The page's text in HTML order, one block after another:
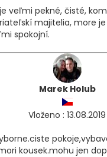
veľmi pekné, čisté,
majitelia, more je
spokojní.
Marek Holub
Vloženo : 13.08.2019
kousek.mohu jen